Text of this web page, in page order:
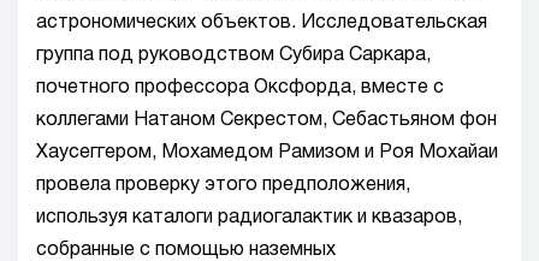
астрономических объектов. Исследовательская
группа под руководством Субира Саркара,
почетного профессора Оксфорда, вместе с
коллегами Натаном Секрестом, Себастьяном фон
Хаусеггером, Мохамедом Рамизом и Роя Мохайаи
провела проверку этого предположения,
используя каталоги радиогалактик и квазаров,
собранные с помощью наземных